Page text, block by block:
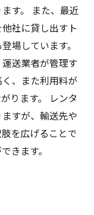
す。 また、最近
社に貸し出すト
場しています。
送業者が管理す
、また利用料が
ります。 レンタ
すが、輸送先や
を広げることで
きます。